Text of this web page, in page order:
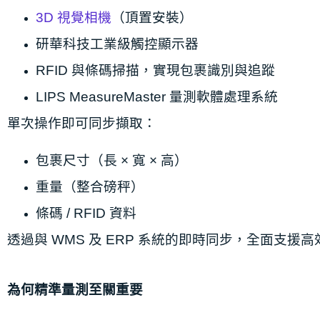
3D 視覺相機 （頂置安裝）
研華科技工業級觸控顯示器
RFID 與條碼掃描，實現包裹識別與追蹤
LIPS MeasureMaster 量測軟體處理系統
單次操作即可同步擷取：
包裹尺寸（長 × 寬 × 高）
重量（整合磅秤）
條碼 / RFID 資料
透過與 WMS 及 ERP 系統的即時同步，全面支援高
為何精準量測至關重要